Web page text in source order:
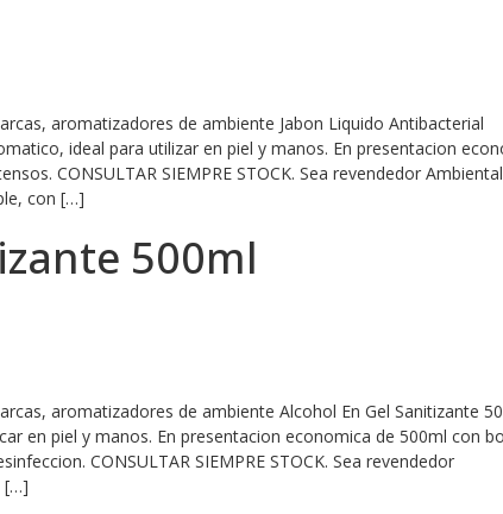
aromatizadores de ambiente Jabon Liquido Antibacterial
ideal para utilizar en piel y manos. En presentacion
CONSULTAR SIEMPRE STOCK. Sea revendedor
con […]
500ml
aromatizadores de ambiente Alcohol En Gel Sanitizante
en piel y manos. En presentacion economica de 500ml con
CONSULTAR SIEMPRE STOCK. Sea revendedor
[…]